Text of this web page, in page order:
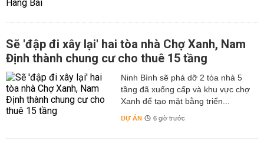
Sẽ 'đập đi xây lại' hai tòa nhà Chợ Xanh, Nam
Định thành chung cư cho thuê 15 tầng
Ninh Bình sẽ phá dỡ 2 tòa nhà 5
tầng đã xuống cấp và khu vực chợ
Xanh để tạo mặt bằng triển...
DỰ ÁN 6 giờ trước